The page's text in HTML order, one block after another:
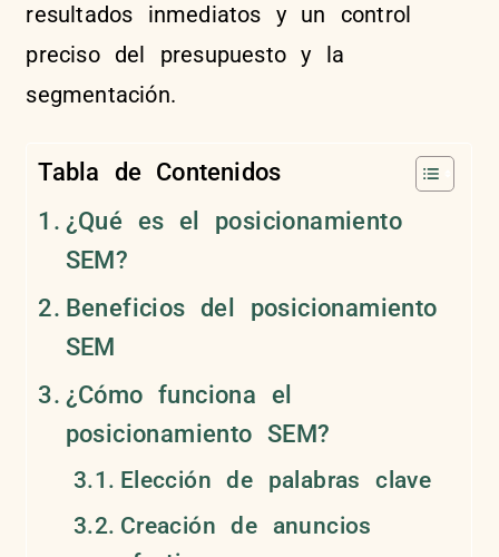
resultados inmediatos y un control
preciso del presupuesto y la
segmentación.
Tabla de Contenidos
¿Qué es el posicionamiento
SEM?
Beneficios del posicionamiento
SEM
¿Cómo funciona el
posicionamiento SEM?
Elección de palabras clave
Creación de anuncios